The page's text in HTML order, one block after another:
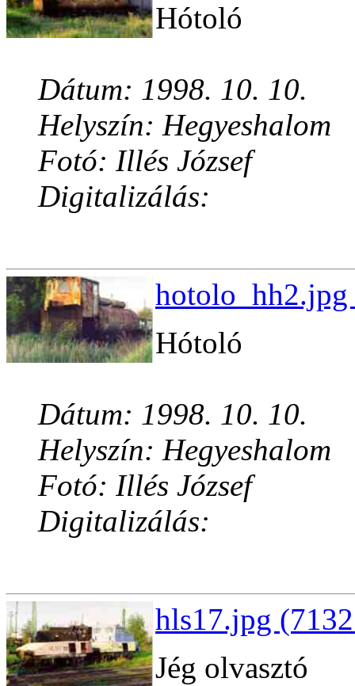
Hótoló
Dátum: 1998. 10. 10.
Helyszín: Hegyeshalom
Fotó: Illés József
Digitalizálás:
Hótoló
Dátum: 1998. 10. 10.
Helyszín: Hegyeshalom
Fotó: Illés József
Digitalizálás:
hls17.jpg
Jég olvasztó